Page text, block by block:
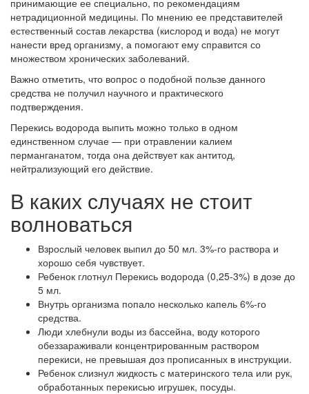
принимающие ее специально, по рекомендациям
нетрадиционной медицины. По мнению ее представителей
естественный состав лекарства (кислород и вода) не могут
нанести вред организму, а помогают ему справится со
множеством хронических заболеваний.
Важно отметить, что вопрос о подобной пользе данного
средства не получил научного и практического
подтверждения.
Перекись водорода выпить можно только в одном
единственном случае — при отравлении калием
перманганатом, тогда она действует как антитод,
нейтрализующий его действие.
В каких случаях не стоит
волноваться
Взрослый человек выпил до 50 мл. 3%-го раствора и
хорошо себя чувствует.
Ребенок глотнул Перекись водорода (0,25-3%) в дозе до
5 мл.
Внутрь организма попало несколько капель 6%-го
средства.
Люди хлебнули воды из бассейна, воду которого
обеззараживали концентрированным раствором
перекиси, не превышая доз прописанных в инструкции.
Ребенок слизнул жидкость с материнского тела или рук,
обработанных перекисью игрушек, посуды.